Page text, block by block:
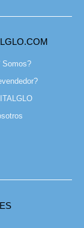
Somos?